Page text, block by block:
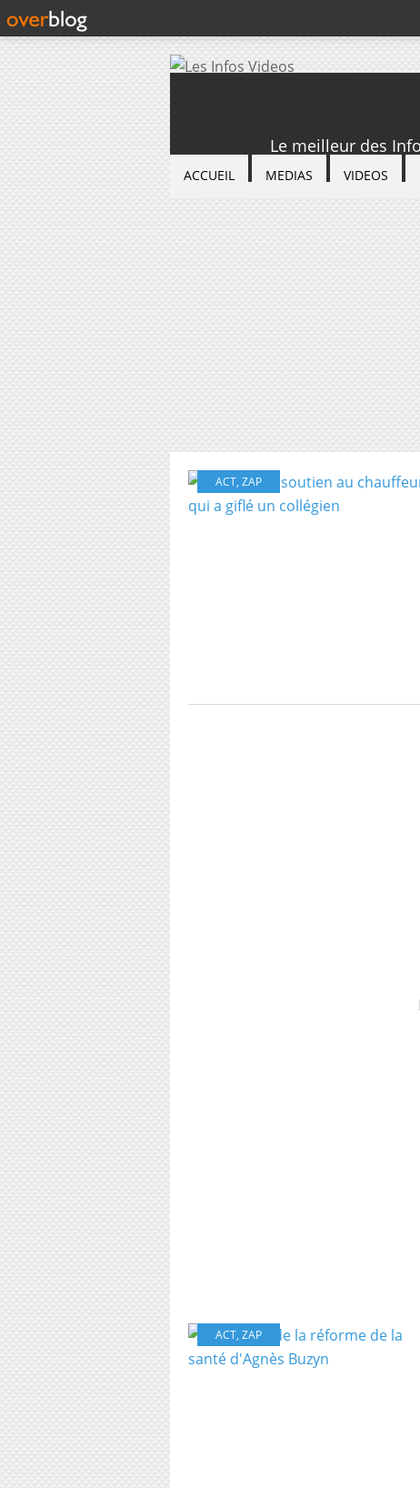
Le meilleur des
ACCUEIL MEDIAS VIDEOS
ACT, ZAP
ACT, ZAP